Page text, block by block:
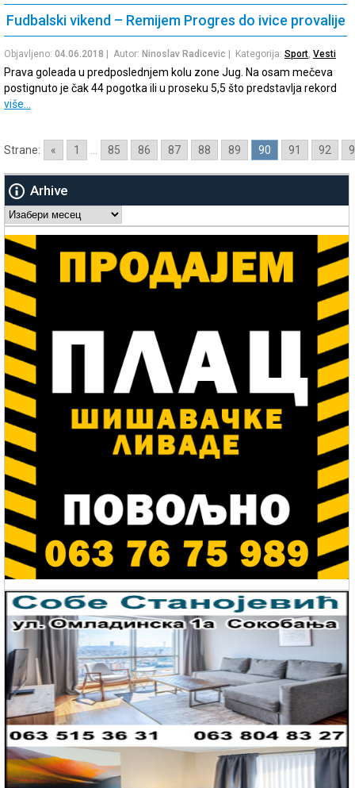
Fudbalski vikend – Remijem Progres do ivice provalije
Objavljeno: 04.06.2018 | Autor: Ninoslav Radicevic | Kategorija: Sport Vesti
Prava goleada u predposlednjem kolu zone Jug. Na osam mečeva
postignuto je čak 44 pogotka ili u proseku 5,5 što predstavlja rekord
više…
Strane: « 1 85 86 87 88 89 90 91 92
Arhive
Arhive